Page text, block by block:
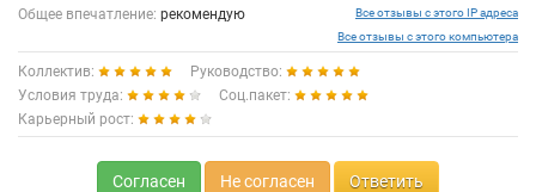
Общее впечатление: рекомендую
Все отзывы с этого IP адреса
Все отзывы с этого компьютера
Коллектив:
Руководство:
Условия труда:
Соц.пакет:
Карьерный рост:
Согласен Не согласен Ответить